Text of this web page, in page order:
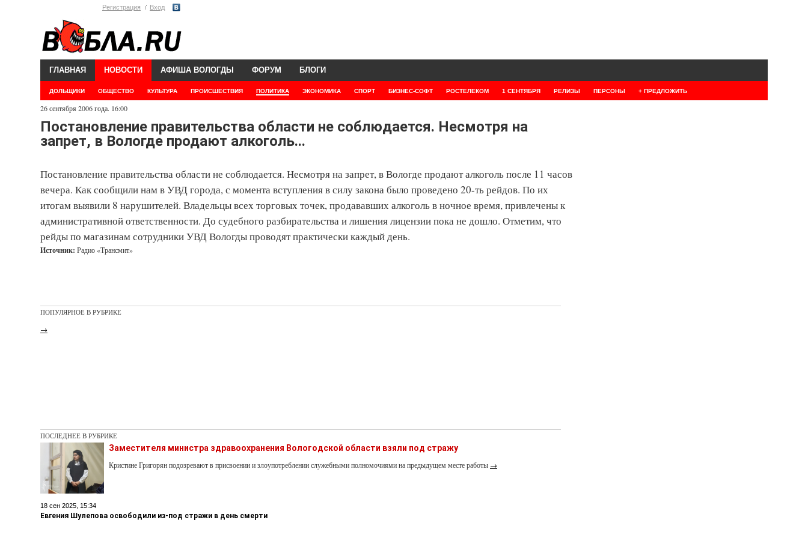
Регистрация Вход
ГЛАВНАЯ НОВОСТИ
ДОЛЬЩИКИ ОБЩЕСТВО КУЛЬТУРА ПРОИСШЕСТВИЯ ПОЛИТИКА ЭКОНОМИКА СПОРТ БИЗНЕС-СОФТ РОСТЕЛЕКОМ 1 СЕНТЯБРЯ РЕЛИЗЫ ПЕРСОНЫ + ПРЕДЛОЖИТЬ
АФИША ВОЛОГДЫ ФОРУМ БЛОГИ
26 сентября 2006 года. 16:00
Постановление правительства области не соблюдается. Несмотря на
запрет, в Вологде продают алкоголь...
Постановление правительства области не соблюдается. Несмотря на запрет, в Вологде продают алкоголь после 11 часов
вечера. Как сообщили нам в УВД города, с момента вступления в силу закона было проведено 20-ть рейдов. По их
итогам выявили 8 нарушителей. Владельцы всех торговых точек, продававших алкоголь в ночное время, привлечены к
административной ответственности. До судебного разбирательства и лишения лицензии пока не дошло. Отметим, что
рейды по магазинам сотрудники УВД Вологды проводят практически каждый день.
Источник: Радио «Трансмит»
ПОПУЛЯРНОЕ В РУБРИКЕ
→
ПОСЛЕДНЕЕ В РУБРИКЕ
Заместителя министра здравоохранения Вологодской области взяли под стражу
Кристине Григорян подозревают в присвоении и злоупотреблении служебными полномочиями на предыдущем месте работы →
18 сен 2025, 15:34
Евгения Шулепова освободили из-под стражи в день смерти